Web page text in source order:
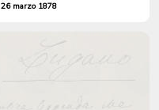
26 marzo 1878